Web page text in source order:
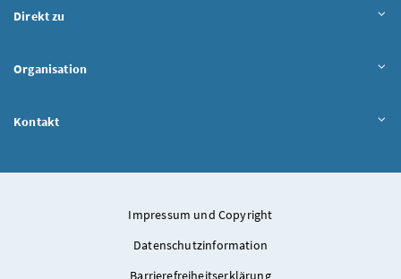
Direkt zu
Organisation
Kontakt
Impressum und Copyright
Datenschutzinformation
Barrierefreiheitserklärung